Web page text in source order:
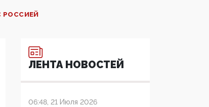
РОССИЕЙ
ЛЕНТА НОВОСТЕЙ
06:48, 21 Июля 2026